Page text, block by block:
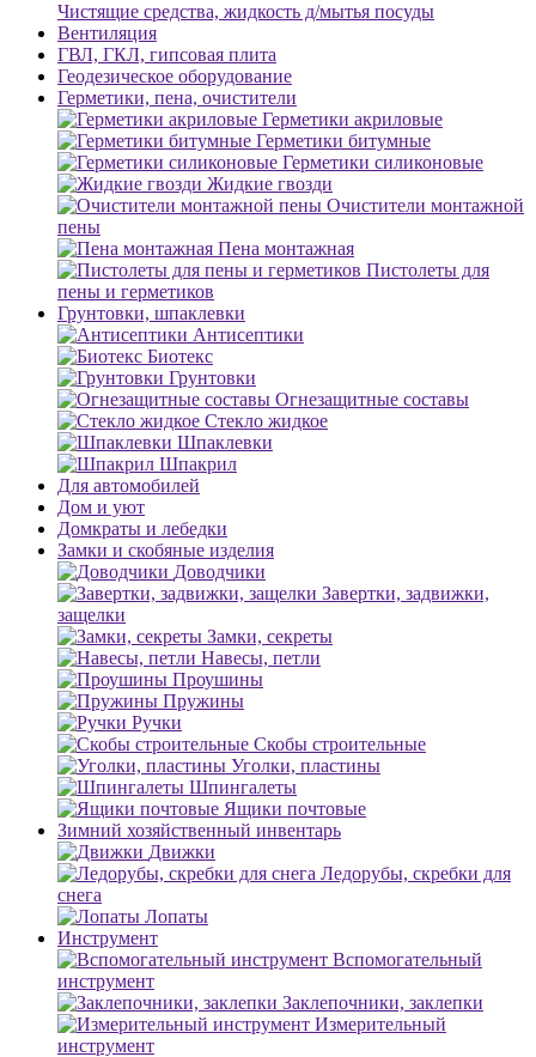
Чистящие средства, жидкость д/мытья посуды
Вентиляция
ГВЛ, ГКЛ, гипсовая плита
Геодезическое оборудование
Герметики, пена, очистители
Герметики акриловые
Герметики битумные
Герметики силиконовые
Жидкие гвозди
Очистители монтажной
пены
Пена монтажная
Пистолеты для
пены и герметиков
Грунтовки, шпаклевки
Антисептики
Биотекс
Грунтовки
Огнезащитные составы
Стекло жидкое
Шпаклевки
Шпакрил
Для автомобилей
Дом и уют
Домкраты и лебедки
Замки и скобяные изделия
Доводчики
Завертки, задвижки,
защелки
Замки, секреты
Навесы, петли
Проушины
Пружины
Ручки
Скобы строительные
Уголки, пластины
Шпингалеты
Ящики почтовые
Зимний хозяйственный инвентарь
Движки
Ледорубы, скребки для
снега
Лопаты
Инструмент
Вспомогательный
инструмент
Заклепочники, заклепки
Измерительный
инструмент